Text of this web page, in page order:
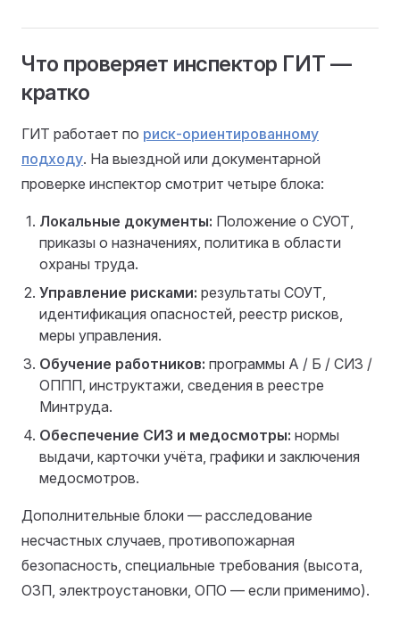
Что проверяет инспектор ГИТ —
кратко
ГИТ работает по риск-ориентированному
подходу. На выездной или документарной
проверке инспектор смотрит четыре блока:
Локальные документы: Положение о СУОТ,
приказы о назначениях, политика в области
охраны труда.
Управление рисками: результаты СОУТ,
идентификация опасностей, реестр рисков,
меры управления.
Обучение работников: программы А / Б / СИЗ /
ОППП, инструктажи, сведения в реестре
Минтруда.
Обеспечение СИЗ и медосмотры: нормы
выдачи, карточки учёта, графики и заключения
медосмотров.
Дополнительные блоки — расследование
несчастных случаев, противопожарная
безопасность, специальные требования (высота,
ОЗП, электроустановки, ОПО — если применимо).